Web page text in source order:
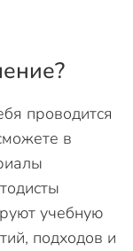
проводится
в
учебную
подходов и